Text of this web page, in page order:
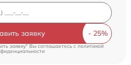
заявку
заявку" Вы соглашаетесь cполитикой